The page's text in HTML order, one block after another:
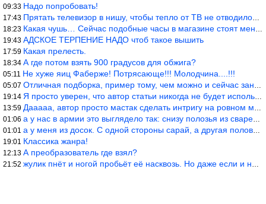
09:33 Надо попробовать!
17:43 Прятать телевизор в нишу, чтобы тепло от ТВ не отводилось и теле
18:23 Какая чушь… Сейчас подобные часы в магазине стоят меньше 10 долл
19:43 АДСКОЕ ТЕРПЕНИЕ НАДО чтоб такое вышить
17:59 Какая прелесть.
18:34 А где потом взять 900 градусов для обжига?
05:11 Не хуже яиц Фаберже! Потрясающе!!! Молодчина....!!!
05:07 Отличная подборка, пример тому, чем можно и сейчас заниматься…
19:14 Я просто уверен, что автор статьи никогда не будет использовать
13:59 Дааааа, автор просто мастак сделать интригу на ровном месте! А н
01:06 а у нас в армии это выглядело так: снизу полозья из сваренные тр
01:01 а у меня из досок. С одной стороны сарай, а другая половина — ду
19:01 Классика жанра!
12:13 А преобразователь где взял?
21:52 жулик пнёт и ногой пробьёт её насквозь. Но даже если и никогда н